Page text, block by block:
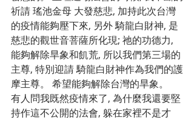
祈請 瑤池金母 大發慈悲, 加持此次台灣
的疫情能夠壓下來, 另外 騎龍白財神, 是
慈悲的觀世音菩薩所化現; 祂的功德力,
能夠解除旱象和飢荒, 所以我們第三場的
主尊, 特別迎請 騎龍白財神作為我們的護
摩主尊。 希望能夠解除台灣的旱象。
有人問我既然疫情來了, 為什麼我還要堅
持作這不公開的法會, 躲在家裡不是才